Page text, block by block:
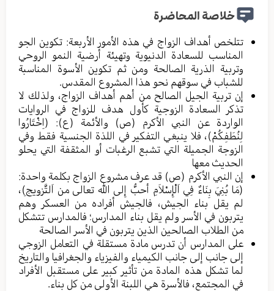
خلاصة المحاضرة
تتلخص أهداف الزواج في هذه الأمور الأربعة: تكوين الجو
المناسب للسعادة الدنيوية وتهيئة أرضية النمو الروحي
وتربية الذرية الصالحة ومن ثم تكوين الأسوة المناسبة
للشباب في سوقهم نحو هذا المشروع المقدس.
إن تربية الجيل الصالح من أهم أهداف الزواج، ولذلك لا
تذكر السعادة الزوجية كأول هدف للزواج في الروايات
الواردة عن النبي الأكرم (ص) والأئمة (ع): (اِخْتَارُوا
لِنُطَفِكُمْ)، فلا ينبغي التفكير في اللذة الجنسية فقط وفي
الزوجة الجميلة التي تشبع الرغبات أو المثقفة التي يحلو
الحديث معها
إن النبي الأكرم (ص) قد عرف مشروع الزواج بكلمة واحدة:
(مَا بُنِيَ بِنَاءٌ فِي اَلْإِسْلاَمِ أحبُّ إِلى الله تعالى من اَلتَّزويجِ)،
لم يقل بناء الجيش، فالجيش أفراده من العسكر وهم
يتربون في الأسر ولم يقل بناء المدارس؛ فالمدارس تتشكل
من الطلاب الصالحين الذين يتربون في الأسر الصالحة
على المدارس أن تدرس مادة مستقلة في التعامل الزوجي
إلى جانب إلى جانب الكيمياء والفيزياء والجغرافيا والتاريخ
لما تشكل هذه المادة من تأثير كبير على مستقبل الأفراد
في المجتمع، فالأسرة هي اللبنة الأولى من كل بناء.